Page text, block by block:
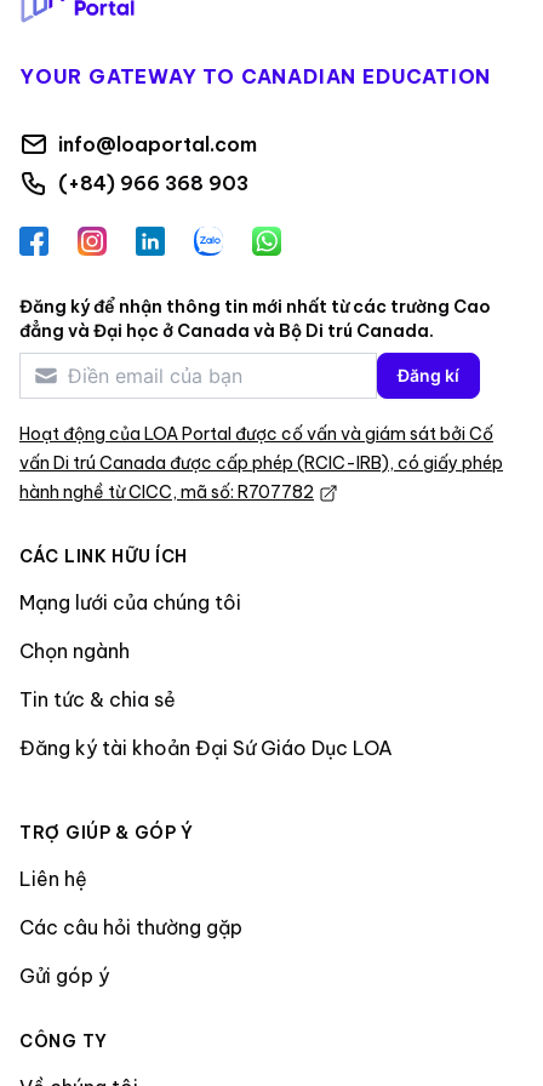
YOUR GATEWAY TO CANADIAN EDUCATION
info@loaportal.com
(+84) 966 368 903
FacebookInstagramLinkedInZalo WhatsApp
Đăng ký để nhận thông tin mới nhất từ các trường Cao
đẳng và Đại học ở Canada và Bộ Di trú Canada.
Đăng kí
Hoạt động của LOA Portal được cố vấn và giám sát bởi Cố
vấn Di trú Canada được cấp phép (RCIC-IRB), có giấy phép
hành nghề từ CICC, mã số: R707782
CÁC LINK HỮU ÍCH
Mạng lưới của chúng tôi
Chọn ngành
Tin tức & chia sẻ
Đăng ký tài khoản Đại Sứ Giáo Dục LOA
TRỢ GIÚP & GÓP Ý
Liên hệ
Các câu hỏi thường gặp
Gửi góp ý
CÔNG TY